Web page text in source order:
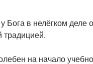
Бога в нелёгком деле
традицией.
на начало